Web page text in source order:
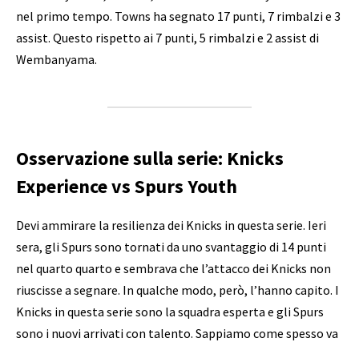
nel primo tempo. Towns ha segnato 17 punti, 7 rimbalzi e 3
assist. Questo rispetto ai 7 punti, 5 rimbalzi e 2 assist di
Wembanyama.
Osservazione sulla serie: Knicks
Experience vs Spurs Youth
Devi ammirare la resilienza dei Knicks in questa serie. Ieri
sera, gli Spurs sono tornati da uno svantaggio di 14 punti
nel quarto quarto e sembrava che l’attacco dei Knicks non
riuscisse a segnare. In qualche modo, però, l’hanno capito. I
Knicks in questa serie sono la squadra esperta e gli Spurs
sono i nuovi arrivati ​​​​con talento. Sappiamo come spesso va